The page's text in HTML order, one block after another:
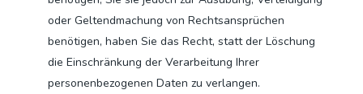
oder Geltendmachung von Rechtsansprüchen
benötigen, haben Sie das Recht, statt der Löschung
die Einschränkung der Verarbeitung Ihrer
personenbezogenen Daten zu verlangen.